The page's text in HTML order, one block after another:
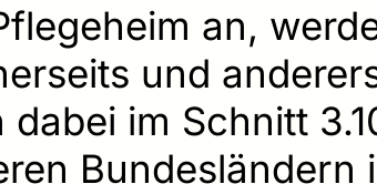
an,
und
im Schnitt